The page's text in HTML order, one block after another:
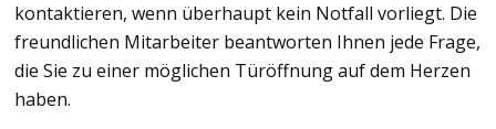
kontaktieren, wenn überhaupt kein Notfall vorliegt. Die
freundlichen Mitarbeiter beantworten Ihnen jede Frage,
die Sie zu einer möglichen Türöffnung auf dem Herzen
haben.